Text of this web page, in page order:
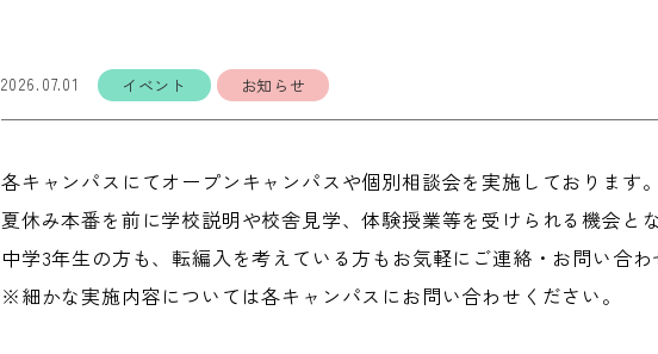
2026.07.01 イベント お知らせ
各キャンパスにてオープンキャンパスや個別相談会を実施しております。
夏休み本番を前に学校説明や校舎見学、体験授業等を受けられる機会と
中学3年生の方も、転編入を考えている方もお気軽にご連絡・お問い合わ
※細かな実施内容については各キャンパスにお問い合わせください。